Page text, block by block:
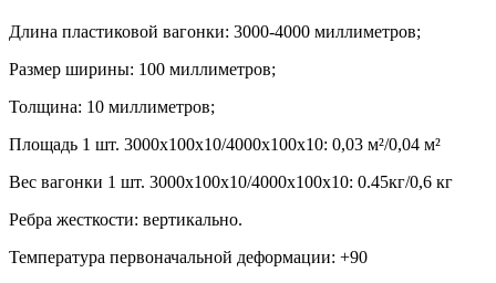
Длина пластиковой вагонки: 3000-4000 миллиметров;
Размер ширины: 100 миллиметров;
Толщина: 10 миллиметров;
Площадь 1 шт. 3000х100х10/4000х100х10: 0,03 м²/0,04 м²
Вес вагонки 1 шт. 3000х100х10/4000х100х10: 0.45кг/0,6 кг
Ребра жесткости: вертикально.
Температура первоначальной деформации: +90